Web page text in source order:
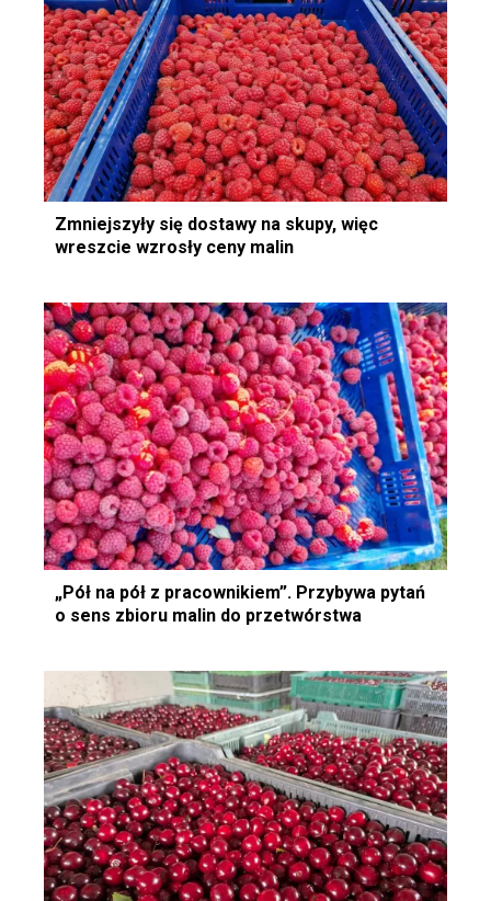
Zmniejszyły się dostawy na skupy, więc
wreszcie wzrosły ceny malin
„Pół na pół z pracownikiem”. Przybywa pytań
o sens zbioru malin do przetwórstwa